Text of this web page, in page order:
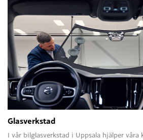
Glasverkstad
I vår bilglasverkstad i Uppsala hjälper våra